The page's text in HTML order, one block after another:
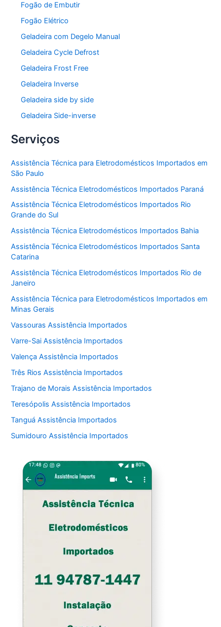
Fogão de Embutir
Fogão Elétrico
Geladeira com Degelo Manual
Geladeira Cycle Defrost
Geladeira Frost Free
Geladeira Inverse
Geladeira side by side
Geladeira Side-inverse
Serviços
Assistência Técnica para Eletrodomésticos Importados em
São Paulo
Assistência Técnica Eletrodomésticos Importados Paraná
Assistência Técnica Eletrodomésticos Importados Rio
Grande do Sul
Assistência Técnica Eletrodomésticos Importados Bahia
Assistência Técnica Eletrodomésticos Importados Santa
Catarina
Assistência Técnica Eletrodomésticos Importados Rio de
Janeiro
Assistência Técnica para Eletrodomésticos Importados em
Minas Gerais
Vassouras Assistência Importados
Varre-Sai Assistência Importados
Valença Assistência Importados
Três Rios Assistência Importados
Trajano de Morais Assistência Importados
Teresópolis Assistência Importados
Tanguá Assistência Importados
Sumidouro Assistência Importados